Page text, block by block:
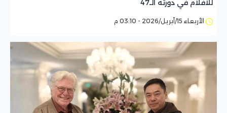
للأفلام في دورته الـ47
الأربعاء 15/أبريل/2026 - 03:10 م